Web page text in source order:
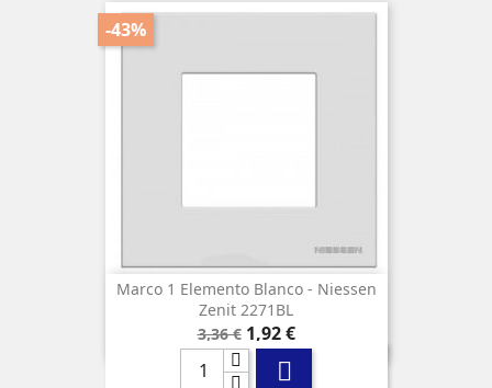
Marco 1 Elemento Blanco - Niessen
Zenit 2271BL
Precio
base
3,36 €
-43%
Precio
1,92 €
